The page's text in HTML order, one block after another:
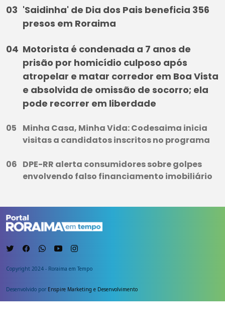
'Saidinha' de Dia dos Pais beneficia 356
presos em Roraima
Motorista é condenada a 7 anos de
prisão por homicídio culposo após
atropelar e matar corredor em Boa Vista
e absolvida de omissão de socorro; ela
pode recorrer em liberdade
Minha Casa, Minha Vida: Codesaima inicia
visitas a candidatos inscritos no programa
DPE-RR alerta consumidores sobre golpes
envolvendo falso financiamento imobiliário
Copyright 2024 - Roraima em Tempo
Desenvolvido por Enspire Marketing e Desenvolvimento